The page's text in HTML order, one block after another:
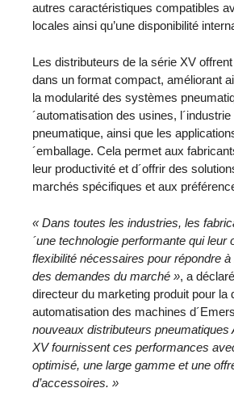
autres caractéristiques compatibles
locales ainsi qu’une disponibilité
Les distributeurs de la série XV
dans un format compact, améliorant
la modularité des systèmes
´automatisation des usines,
pneumatique, ainsi que les
´emballage. Cela permet aux
leur productivité et d´offrir des
marchés spécifiques et aux
« Dans toutes les industries, les
´une technologie performante qui leur
flexibilité nécessaires pour répondre à
des demandes du marché », a
directeur du marketing produit pour la
automatisation des machines
nouveaux distributeurs pneumatiques
XV fournissent ces performances
optimisé, une large gamme et une
d’accessoires. »